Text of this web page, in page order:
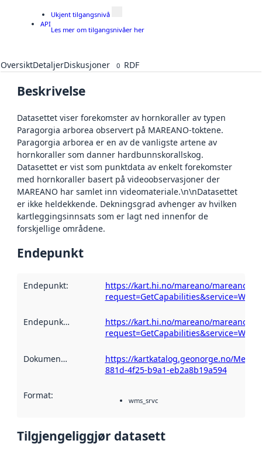
API
Ukjent tilgangsnivå
Les mer om tilgangsnivåer her
OversiktDetaljerDiskusjoner 0 RDF
Beskrivelse
Datasettet viser forekomster av hornkoraller av typen
Paragorgia arborea observert på MAREANO-toktene.
Paragorgia arborea er en av de vanligste artene av
hornkoraller som danner hardbunnskorallskog.
Datasettet er vist som punktdata av enkelt forekomster
med hornkoraller basert på videoobservasjoner der
MAREANO har samlet inn videomateriale.\n\nDatasettet
er ikke heldekkende. Dekningsgrad avhenger av hvilken
kartleggingsinnsats som er lagt ned innenfor de
forskjellige områdene.
Endepunkt
Endepunkt:
https://kart.hi.no/mareano/
request=GetCapabilities&service=WMS
Endepunktbeskrivelse :
https://kart.hi.no/mareano/
request=GetCapabilities&service=WMS
Dokumentasjon
https://kartkatalog.geonorge.no/
881d-4f25-b9a1-eb2a8b19a594
Format: wms_srvc
Tilgjengeliggjør datasett